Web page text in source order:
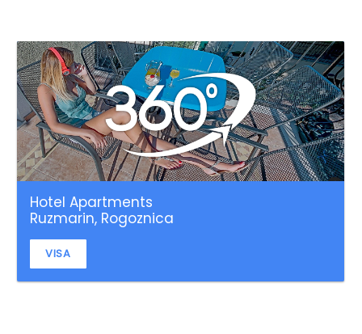
Hotel Apartments
Ruzmarin, Rogoznica
VISA